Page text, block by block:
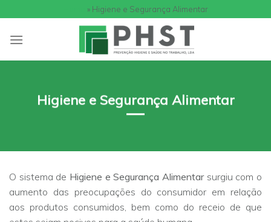
to
content
» Higiene e Segurança Alimentar
Higiene e Segurança Alimentar
O sistema de Higiene e Segurança Alimentarsurgiu com o
aumento das preocupações do consumidor em relação
aos produtos consumidos, bem como do receio de que